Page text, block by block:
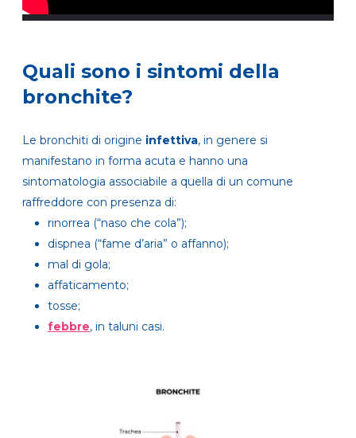
Quali sono i sintomi della
bronchite?
Le bronchiti di origine infettiva, in genere si
manifestano in forma acuta e hanno una
sintomatologia associabile a quella di un comune
raffreddore con presenza di:
rinorrea (“naso che cola”);
dispnea (“fame d’aria” o affanno);
mal di gola;
affaticamento;
tosse;
febbre, in taluni casi.